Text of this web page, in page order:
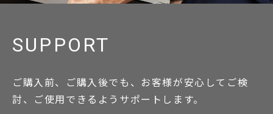
SUPPORT
ご購入前、ご購入後でも、お客様が安心してご検
討、ご使用できるようサポートします。